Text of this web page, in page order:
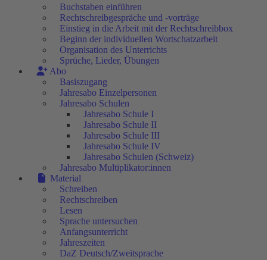
Buchstaben einführen
Rechtschreibgespräche und -vorträge
Einstieg in die Arbeit mit der Rechtschreibbox
Beginn der individuellen Wortschatzarbeit
Organisation des Unterrichts
Sprüche, Lieder, Übungen
Abo
Basiszugang
Jahresabo Einzelpersonen
Jahresabo Schulen
Jahresabo Schule I
Jahresabo Schule II
Jahresabo Schule III
Jahresabo Schule IV
Jahresabo Schulen (Schweiz)
Jahresabo Multiplikator:innen
Material
Schreiben
Rechtschreiben
Lesen
Sprache untersuchen
Anfangsunterricht
Jahreszeiten
DaZ Deutsch/Zweitsprache